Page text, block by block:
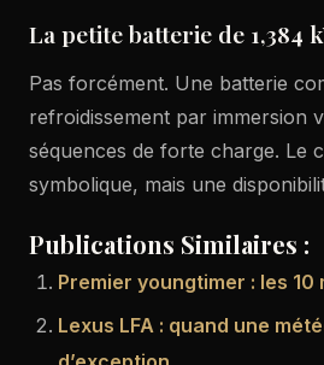
La petite batterie de 1,384
Pas forcément. Une batterie
refroidissement par immersion
séquences de forte charge. Le
symbolique, mais une
Publications Similaires :
Premier youngtimer : les
Lexus LFA : quand une